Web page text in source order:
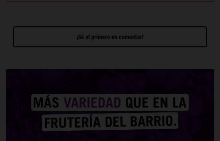
¡Sé el primero en comentar!